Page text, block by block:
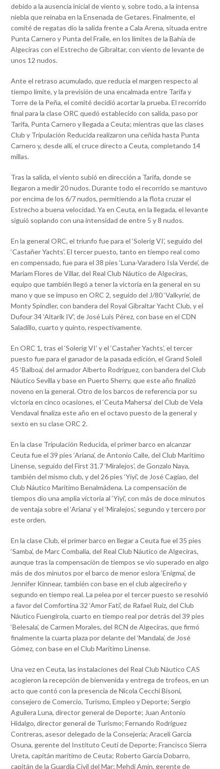
debido a la ausencia inicial de viento y, sobre todo, a la intensa
niebla que reinaba en la Ensenada de Getares. Finalmente, el
comité de regatas dio la salida frente a Cala Arena, situada entre
Punta Carnero y Punta del Fraile, en los límites de la Bahía de
Algeciras con el Estrecho de Gibraltar, con viento de levante de
unos 12 nudos.
Ante el retraso acumulado, que reducía el margen respecto al
tiempo límite, y la previsión de una encalmada entre Tarifa y
Torre de la Peña, el comité decidió acortar la prueba. El recorrido
final para la clase ORC quedó establecido con salida, paso por
Tarifa, Punta Carnero y llegada a Ceuta; mientras que las clases
Club y Tripulación Reducida realizaron una ceñida hasta Punta
Carnero y, desde allí, el cruce directo a Ceuta, completando 14
millas.
Tras la salida, el viento subió en dirección a Tarifa, donde se
llegaron a medir 20 nudos. Durante todo el recorrido se mantuvo
por encima de los 6/7 nudos, permitiendo a la flota cruzar el
Estrecho a buena velocidad. Ya en Ceuta, en la llegada, el levante
siguió soplando con una intensidad de entre 5 y 8 nudos.
En la general ORC, el triunfo fue para el ‘Solerig VI’, seguido del
‘Castañer Yachts’. El tercer puesto, tanto en tiempo real como
en compensado, fue para el 38 pies ‘Luna-Varadero Isla Verde’, de
Mariam Flores de Villar, del Real Club Náutico de Algeciras,
equipo que también llegó a tener la victoria en la general en su
mano y que se impuso en ORC 2, seguido del J/80 ‘Valkyrie’, de
Monty Spindler, con bandera del Royal Gibraltar Yacht Club, y el
Dufour 34 ‘Altarik IV’, de José Luis Pérez, con base en el CDN
Saladillo, cuarto y quinto, respectivamente.
En ORC 1, tras el ‘Solerig VI’ y el ‘Castañer Yachts’, el tercer
puesto fue para el ganador de la pasada edición, el Grand Soleil
45 ‘Balboa’, del armador Alberto Rodríguez, con bandera del Club
Náutico Sevilla y base en Puerto Sherry, que este año finalizó
noveno en la general. Otro de los barcos de referencia por su
victoria en cinco ocasiones, el ‘Ceuta Mahersa’ del Club de Vela
Vendaval finaliza este año en el octavo puesto de la general y
sexto en su clase ORC 2.
En la clase Tripulación Reducida, el primer barco en alcanzar
Ceuta fue el 39 pies ‘Ariana’, de Antonio Calle, del Club Marítimo
Linense, seguido del First 31.7 ‘Miralejos’, de Gonzalo Naya,
también del mismo club, y del 26 pies ‘Yiyi’, de José Cagiao, del
Club Náutico Marítimo Benalmádena. La compensación de
tiempos dio una amplia victoria al ‘Yiyi’, con más de doce minutos
de ventaja sobre el ‘Ariana’ y el ‘Miralejos’, segundo y tercero por
este orden.
En la clase Club, el primer barco en llegar a Ceuta fue el 35 pies
‘Samba’, de Marc Combalia, del Real Club Náutico de Algeciras,
aunque tras la compensación de tiempos se vio superado en algo
más de dos minutos por el barco de menor eslora ‘Enigma’, de
Jennifer Kinnear, también con base en el club algecireño y
segundo en tiempo real. La pelea por el tercer puesto se resolvió
a favor del Comfortina 32 ‘Amor Fati’, de Rafael Ruiz, del Club
Náutico Fuengirola, cuarto en tiempo real por detrás del 39 pies
‘Belesala’, de Carmen Morales, del RCN de Algeciras, que firmó
finalmente la cuarta plaza por delante del ‘Mandala’, de José
Gómez, con base en el Club Marítimo Linense.
Una vez en Ceuta, las instalaciones del Real Club Náutico CAS
acogieron la recepción de bienvenida y entrega de trofeos, en un
acto que contó con la presencia de Nicola Cecchi Bisoni,
consejero de Comercio, Turismo, Empleo y Deporte; Sergio
Aguilera Luna, director general de Deporte; Juan Antonio
Hidalgo, director general de Turismo; Fernando Rodríguez
Contreras, asesor delegado de la Consejería; Araceli García
Osuna, gerente del Instituto Ceutí de Deporte; Francisco Sierra
Ureta, capitán marítimo de Ceuta; Roberto García Dobarro,
capitán de la Guardia Civil del Mar; Mehdi Amin, gerente de